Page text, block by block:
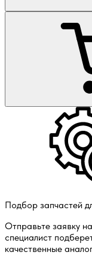
Подбор запчастей
Отправьте заявку
специалист
качественные